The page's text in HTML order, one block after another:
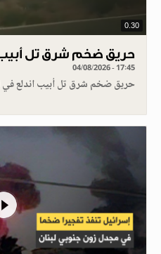
0.30
حريق ضخم شرق تل
04/08/2026 - 17:45
حريق ضخم شرق تل أبيب اندلع